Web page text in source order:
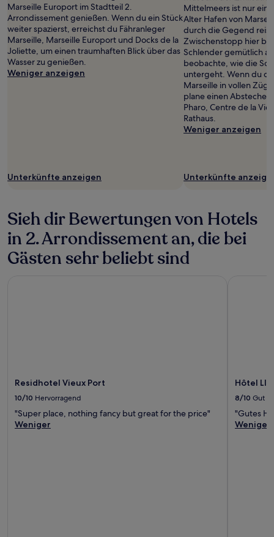
Marseille Europort im Stadtteil 2.
Arrondissement genießen. Wenn du ein Stück
weiter spazierst, erreichst du Fähranleger
Marseille, Marseille Europort und Docks de la
Joliette, um einen traumhaften Blick über das
Wasser zu genießen.
Weniger anzeigen
Unterkünfte anzeigen
Mittelmeers ist nur
Alter Hafen von
durch die Gegend
Zwischenstopp hier
Schlender gemütlich
beobachte, wie die
untergeht. Wenn du
Marseille in vollen
plane einen Abstecher
Pharo, Centre de la
Rathaus.
Weniger anzeigen
Unterkünfte
Sieh dir Bewertungen von Hotels
in 2. Arrondissement an, die bei
Gästen sehr beliebt sind
Residhotel Vieux Port
10/10 Hervorragend
"Super place, nothing fancy but great for the price"
Weniger
Hôtel
8/10 Gut
"Gutes
Weniger